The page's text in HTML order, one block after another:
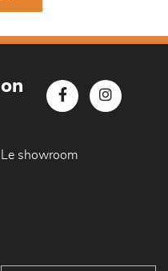
Le showroom